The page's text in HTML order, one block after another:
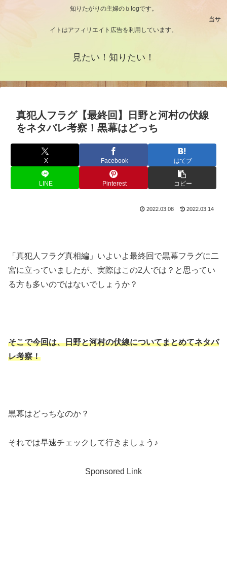
知りたがりの主婦のｂlogです。
当サ
イトはアフィリエイト広告を利用しています。
見たい！知りたい！
真犯人フラグ【最終回】日野と河村の伏線
をネタバレ考察！黒幕はどっち
X Facebook はてブ
LINE Pinterest コピー
2022.03.08 2022.03.14
「真犯人フラグ真相編」いよいよ最終回で黒幕フラグに二
宮に立っていましたが、実際はこの2人では？と思ってい
る方も多いのではないでしょうか？
そこで今回は、日野と河村の伏線についてまとめてネタバ
レ考察！
黒幕はどっちなのか？
それでは早速チェックして行きましょう♪
Sponsored Link